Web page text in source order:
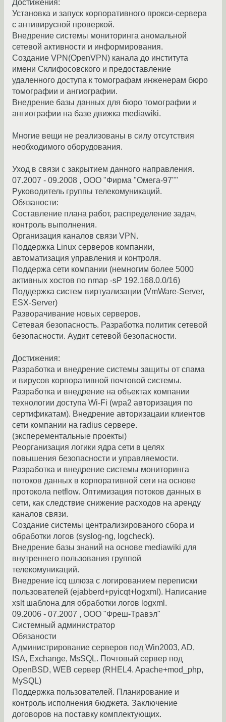
Достижения:
Установка и запуск корпоративного прокси-сервера
с антивирусной проверкой.
Внедрение системы мониторинга аномальной
сетевой активности и информирования.
Создание VPN(OpenVPN) канала до института
имени Склифосовского и предоставление
удаленного доступа к томографам инженерам бюро
томографии и ангиографии.
Внедрение базы данных для бюро томографии и
ангиографии на базе движка mediawiki.
Многие вещи не реализованы в силу отсутствия
необходимого оборудования.
Уход в связи с закрытием данного направления.
07.2007 - 09.2008 , ООО "Фирма "Омега-97""
Руководитель группы телекомуникаций.
Обязаности:
Составление плана работ, распределение задач,
контроль выполнения.
Организация каналов связи VPN.
Поддержка Linux серверов компании,
автоматизация управления и контроля.
Поддержа сети компании (немногим более 5000
активных хостов по nmap -sP 192.168.0.0/16)
Поддержка систем виртуализации (VmWare-Server,
ESX-Server)
Разворачивание новых серверов.
Сетевая безопасность. Разработка политик сетевой
безопасности. Аудит сетевой безопасности.
Достижения:
Разработка и внедрение системы защиты от спама
и вирусов корпоративной почтовой системы.
Разработка и внедрение на объектах компании
технологии доступа Wi-Fi (wpa2 авторизация по
сертификатам). Внедрение авторизацаии клиентов
сети компании на radius сервере.
(эксперементальные проекты)
Реорганизация логики ядра сети в целях
повышения безопасности и управляемости.
Разработка и внедрение системы мониторинга
потоков данных в корпоративной сети на основе
протокола netflow. Оптимизация потоков данных в
сети, как следствие снижение расходов на аренду
каналов связи.
Создание системы централизированого сбора и
обработки логов (syslog-ng, logcheck).
Внедрение базы знаний на основе mediawiki для
внутреннего пользования группой
телекомуникаций.
Внедрение icq шлюза с логированием переписки
пользователей (ejabberd+pyicqt+logxml). Написание
xslt шаблона для обработки логов logxml.
09.2006 - 07.2007 , ООО "Фреш-Травэл"
Системный администратор
Обязаности
Администрирование серверов под Win2003, AD,
ISA, Exchange, MsSQL. Почтовый cервер под
OpenBSD, WEB сервер (RHEL4. Apache+mod_php,
MySQL)
Поддержка пользователей. Планирование и
контроль исполнения бюджета. Заключение
договоров на поставку комплектующих.